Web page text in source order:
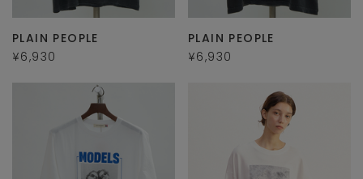
PLAIN PEOPLE
¥6,930
PLAIN PEOPLE
¥6,930